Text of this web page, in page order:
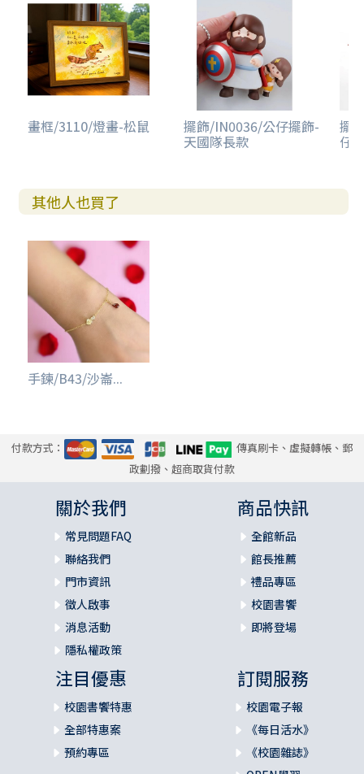
畫框/3110/燈畫-松鼠 擺飾/IN0036/公仔擺飾-
天國隊長款
擺
仔
其他人也買了
手鍊/B43/沙崙...
付款方式：
傳真刷卡、虛擬轉帳、郵
政劃撥、超商取貨付款
關於我們
常見問題FAQ
聯絡我們
門市資訊
徵人啟事
消息活動
隱私權政策
商品快訊
全館新品
館長推薦
禮品專區
校園書饗
即將登場
注目優惠
校園書饗特惠
全部特惠案
預約專區
訂閱服務
校園電子報
《每日活水》
《校園雜誌》